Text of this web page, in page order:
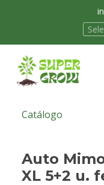
Catálogo
Auto
XL 5+2 u.